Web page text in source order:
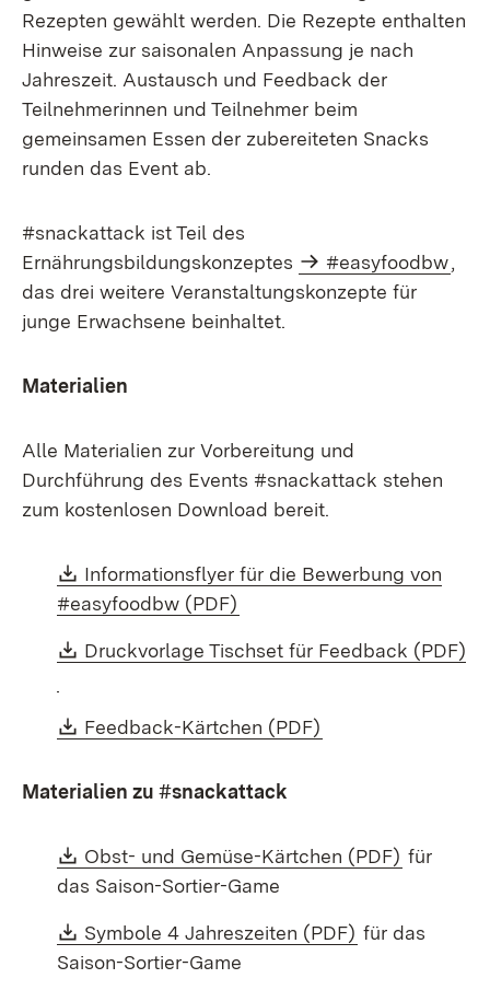
Rezepten gewählt werden. Die Rezepte enthalten
Hinweise zur saisonalen Anpassung je nach
Jahreszeit. Austausch und Feedback der
Teilnehmerinnen und Teilnehmer beim
gemeinsamen Essen der zubereiteten Snacks
runden das Event ab.
#snackattack ist Teil des
Ernährungsbildungskonzeptes
#easyfoodbw,
das drei weitere Veranstaltungskonzepte für
junge Erwachsene beinhaltet.
Materialien
Alle Materialien zur Vorbereitung und
Durchführung des Events #snackattack stehen
zum kostenlosen Download bereit.
Download:
Informationsflyer für die Bewerbung von
#easyfoodbw (PDF)
Download:
Druckvorlage Tischset für Feedback (PDF)
Download:
Feedback-Kärtchen (PDF)
Materialien zu #snackattack
Download:
Obst- und Gemüse-Kärtchen (PDF) (Öffnet
für
das Saison-Sortier-Game
Download:
Symbole 4 Jahreszeiten (PDF) (Öffnet in
für das
Saison-Sortier-Game